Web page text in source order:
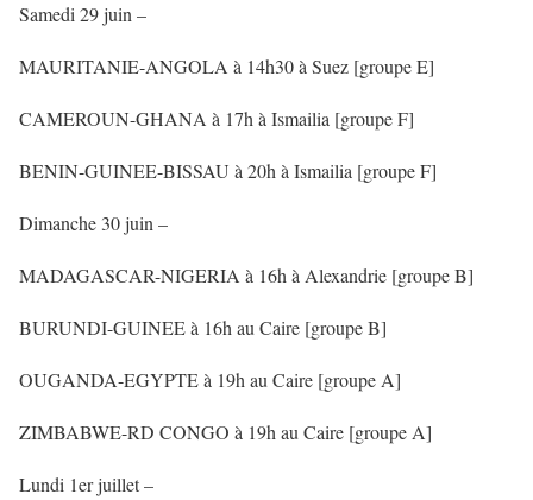
Samedi 29 juin –
MAURITANIE-ANGOLA à 14h30 à Suez [groupe E]
CAMEROUN-GHANA à 17h à Ismailia [groupe F]
BENIN-GUINEE-BISSAU à 20h à Ismailia [groupe F]
Dimanche 30 juin –
MADAGASCAR-NIGERIA à 16h à Alexandrie [groupe B]
BURUNDI-GUINEE à 16h au Caire [groupe B]
OUGANDA-EGYPTE à 19h au Caire [groupe A]
ZIMBABWE-RD CONGO à 19h au Caire [groupe A]
Lundi 1er juillet –